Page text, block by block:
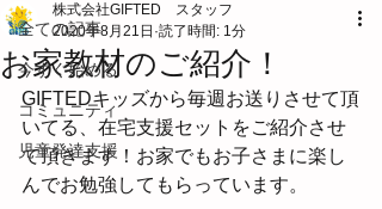
全ての記事
今すぐ始める
コミュニティ
児童発達支援
お家教材のご紹介！
株式会社GIFTED スタッフ
2020年8月21日 読了時間: 1分
GIFTEDキッズから毎週お送りさせて頂
いてる、在宅支援セットをご紹介させ
て頂きます！お家でもお子さまに楽し
んでお勉強してもらっています。